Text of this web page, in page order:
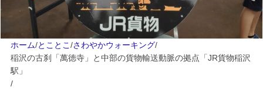
ホーム/とことこ /さわやかウォーキング/
稲沢の古刹「萬徳寺」と中部の貨物輸送動脈の拠点「JR貨物稲沢
駅」
/